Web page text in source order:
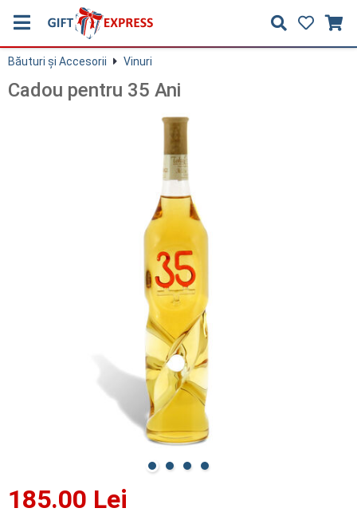
Băuturi și Accesorii Vinuri
Cadou pentru 35 Ani
185.00 Lei